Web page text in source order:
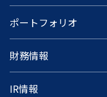
ポートフォリオ
財務情報
IR情報